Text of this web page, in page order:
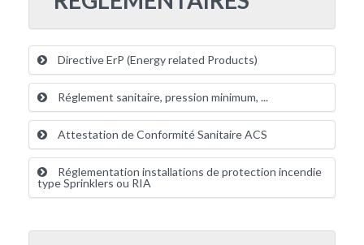
Directive ErP (Energy related Products)
Réglement sanitaire, pression minimum, ...
Attestation de Conformité Sanitaire ACS
Réglementation installations de protection incendie
type Sprinklers ou RIA